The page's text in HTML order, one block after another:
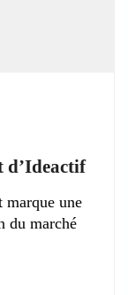
d’Ideactif
marque une
du marché